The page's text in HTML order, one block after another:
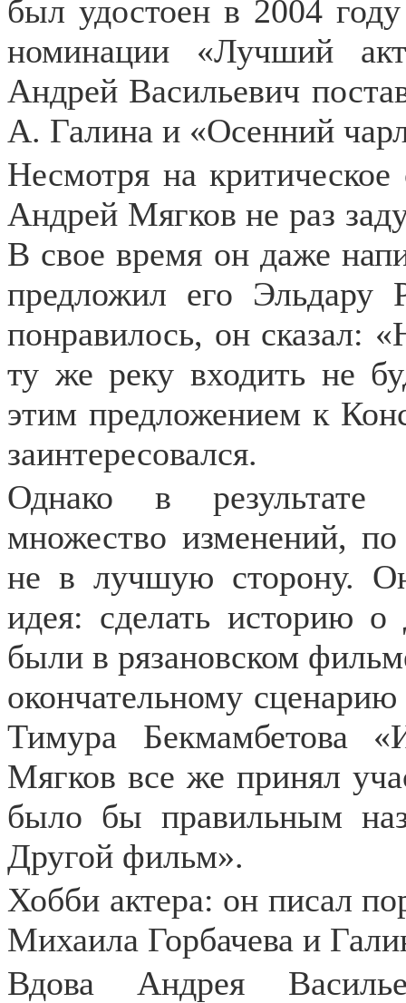
был удостоен в 2004
номинации «Лучший
Андрей Васильевич
А. Галина и «Осенний
Несмотря на
Андрей Мягков не раз
В свое время он даже
предложил его Эльдару
понравилось, он сказал:
ту же реку входить не
этим предложением к
заинтересовался.
Однако в результате
множество изменений,
не в лучшую сторону.
идея: сделать историю о
были в рязановском
окончательному
Тимура Бекмамбетова
Мягков все же принял
было бы правильным
Другой фильм».
Хобби актера: он писал
Михаила Горбачева и
Вдова Андрея